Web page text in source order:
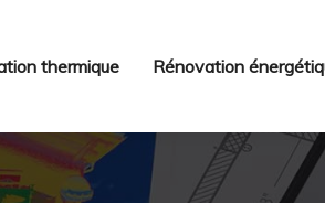
thermique Rénovation